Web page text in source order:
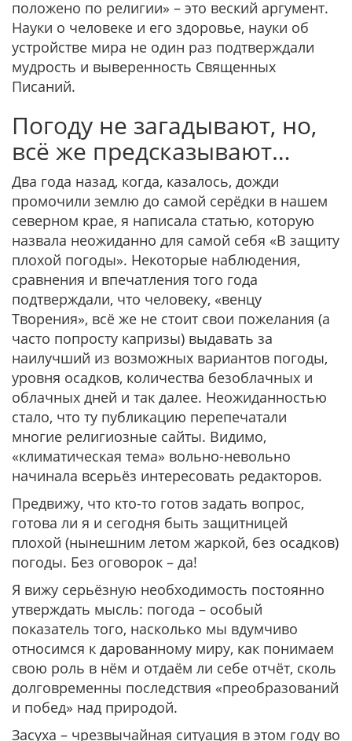
положено по религии» – это веский аргумент.
Науки о человеке и его здоровье, науки об
устройстве мира не один раз подтверждали
мудрость и выверенность Священных
Писаний.
Погоду не загадывают, но,
всё же предсказывают…
Два года назад, когда, казалось, дожди
промочили землю до самой серёдки в нашем
северном крае, я написала статью, которую
назвала неожиданно для самой себя «В защиту
плохой погоды». Некоторые наблюдения,
сравнения и впечатления того года
подтверждали, что человеку, «венцу
Творения», всё же не стоит свои пожелания (а
часто попросту капризы) выдавать за
наилучший из возможных вариантов погоды,
уровня осадков, количества безоблачных и
облачных дней и так далее. Неожиданностью
стало, что ту публикацию перепечатали
многие религиозные сайты. Видимо,
«климатическая тема» вольно-невольно
начинала всерьёз интересовать редакторов.
Предвижу, что кто-то готов задать вопрос,
готова ли я и сегодня быть защитницей
плохой (нынешним летом жаркой, без осадков)
погоды. Без оговорок – да!
Я вижу серьёзную необходимость постоянно
утверждать мысль: погода – особый
показатель того, насколько мы вдумчиво
относимся к дарованному миру, как понимаем
свою роль в нём и отдаём ли себе отчёт, сколь
долговременны последствия «преобразований
и побед» над природой.
Засуха – чрезвычайная ситуация в этом году во